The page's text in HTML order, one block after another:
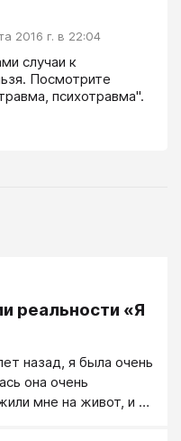
2016 г. в 22:04
случаи к
Посмотрите
психотравма".
реальности «Я
назад, я была очень
она очень
мне на живот, и я